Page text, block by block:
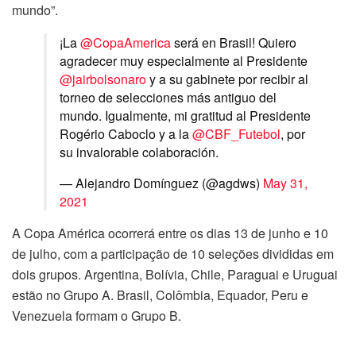
mundo”.
¡La@CopaAmericaserá en Brasil! Quiero
agradecer muy especialmente al Presidente
@jairbolsonaroy a su gabinete por recibir al
torneo de selecciones más antiguo del
mundo. Igualmente, mi gratitud al Presidente
Rogério Caboclo y a la@CBF_Futebol, por
su invalorable colaboración.
— Alejandro Domínguez (@agdws) May 31,
2021
A Copa América ocorrerá entre os dias 13 de junho e 10
de julho, com a participação de 10 seleções divididas em
dois grupos. Argentina, Bolívia, Chile, Paraguai e Uruguai
estão no Grupo A. Brasil, Colômbia, Equador, Peru e
Venezuela formam o Grupo B.